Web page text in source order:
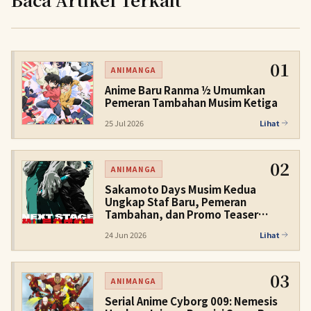
ANIMANGA 01
Anime Baru Ranma ½ Umumkan
Pemeran Tambahan Musim Ketiga
25 Jul 2026 Lihat
ANIMANGA 02
Sakamoto Days Musim Kedua
Ungkap Staf Baru, Pemeran
Tambahan, dan Promo Teaser
24 Jun 2026 Lihat
ANIMANGA 03
Serial Anime Cyborg 009: Nemesis